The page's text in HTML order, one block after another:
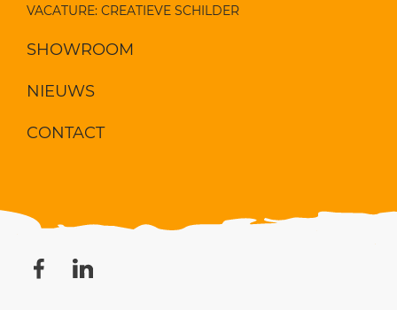
VACATURE: CREATIEVE SCHILDER
SHOWROOM
NIEUWS
CONTACT